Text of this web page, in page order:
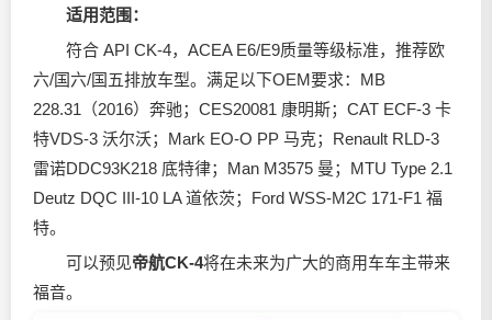
适用范围：
符合 API CK-4，ACEA E6/E9质量等级标准，推荐欧
六/国六/国五排放车型。满足以下OEM要求：MB
228.31（2016）奔驰；CES20081 康明斯；CAT ECF-3 卡
特VDS-3 沃尔沃；Mark EO-O PP 马克；Renault RLD-3
雷诺DDC93K218 底特律；Man M3575 曼；MTU Type 2.1
Deutz DQC III-10 LA 道依茨；Ford WSS-M2C 171-F1 福
特。
可以预见帝航CK-4将在未来为广大的商用车车主带来
福音。